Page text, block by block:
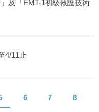
及「EMT-1初級救護技術
4/11止
6 7 8